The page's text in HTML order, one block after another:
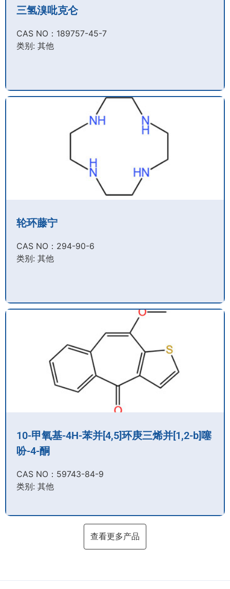
三氢溴吡克仑
CAS NO：189757-45-7​
类别: 其他
轮环藤宁
CAS NO：294-90-6​
类别: 其他
10-甲氧基-4H-苯并[4,5]环庚三烯并[1,2-b]噻
吩-4-酮
CAS NO：59743-84-9​
类别: 其他
查看更多产品